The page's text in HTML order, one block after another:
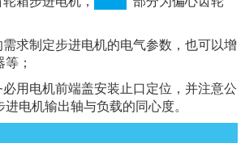
求制定步进电机的电气参数，也可以增
；
用电机前端盖安装止口定位，并注意公
电机输出轴与负载的同心度。